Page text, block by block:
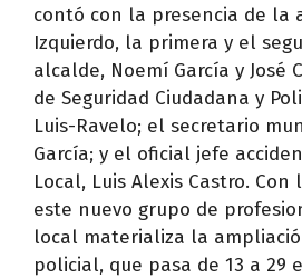
contó con la presencia de la
Izquierdo, la primera y el
alcalde, Noemí García y José
de Seguridad Ciudadana y
Luis-Ravelo; el secretario
García; y el oficial jefe
Local, Luis Alexis Castro.
este nuevo grupo de
local materializa la
policial, que pasa de 13 a 29